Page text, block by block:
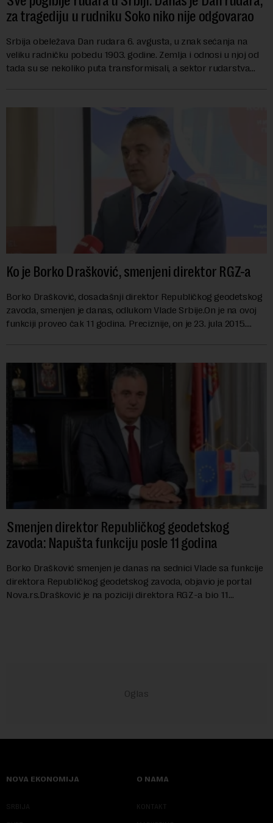
za tragediju u rudniku Soko niko nije odgovarao
Srbija obeležava Dan rudara 6. avgusta, u znak sećanja na
veliku radničku pobedu 1903. godine. Zemlja i odnosi u njoj od
tada su se nekoliko puta transformisali, a sektor rudarstva
Ko je Borko Drašković, smenjeni direktor RGZ-a
Borko Drašković, dosadašnji direktor Republičkog geodetskog
zavoda, smenjen je danas, odlukom Vlade Srbije.On je na ovoj
funkciji proveo čak 11 godina. Preciznije, on je 23. jula 2015.
Smenjen direktor Republičkog geodetskog
zavoda: Napušta funkciju posle 11 godina
Borko Drašković smenjen je danas na sednici Vlade sa funkcije
direktora Republičkog geodetskog zavoda, objavio je portal
Nova.rs.Drašković je na poziciji direktora RGZ-a bio 11
NOVA EKONOMIJA
SRBIJA
O NAMA
KONTAKT